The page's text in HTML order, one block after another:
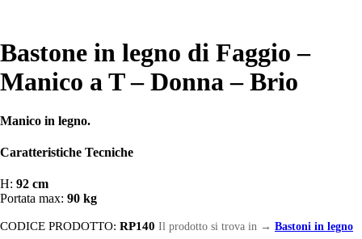
Bastone in legno di Faggio –
Manico a T – Donna – Brio
Manico in legno.
Caratteristiche Tecniche
H: 92 cm
Portata max: 90 kg
CODICE PRODOTTO: RP140 Il prodotto si trova in → Bastoni in legno